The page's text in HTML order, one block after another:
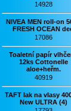
14928
NIVEA MEN roll-on
FRESH OCEAN
17086
Toaletní papír
12ks Cottonelle
aloe+heřm.
40919
TAFT lak na vlasy
New ULTRA (4)